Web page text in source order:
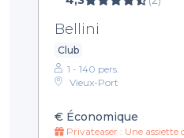
Bellini
Club
1 - 140 pers.
Vieux-Port
€ Économique
Privateaser : Une assiette de tapas